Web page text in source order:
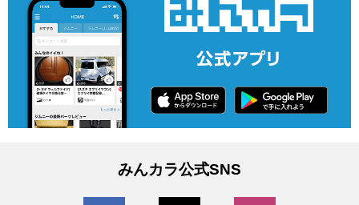
みんカラ公式SNS